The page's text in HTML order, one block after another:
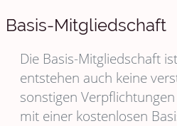
Basis-Mitgliedschaft
Die Basis-Mitgliedschaft ist
entstehen auch keine
sonstigen
mit einer kostenlosen